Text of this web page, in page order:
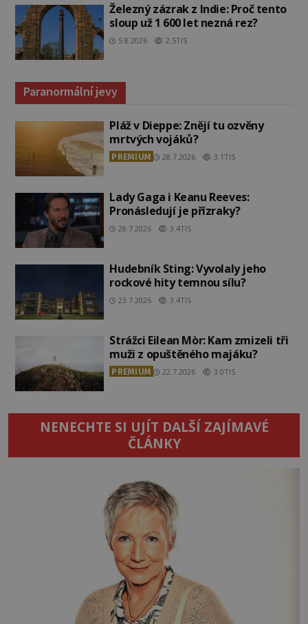
Železný zázrak z Indie: Proč tento
sloup už 1 600 let nezná rez?
5.8.2026 2.5TIS
Paranormální jevy
Pláž v Dieppe: Znějí tu ozvěny
mrtvých vojáků?
PREMIUM 28.7.2026 3.1TIS
Lady Gaga i Keanu Reeves:
Pronásledují je přízraky?
28.7.2026 3.4TIS
Hudebník Sting: Vyvolaly jeho
rockové hity temnou sílu?
23.7.2026 3.4TIS
Strážci Eilean Mòr: Kam zmizeli tři
muži z opuštěného majáku?
PREMIUM 22.7.2026 3.0TIS
NENECHTE SI UJÍT DALŠÍ ZAJÍMAVÉ
ČLÁNKY